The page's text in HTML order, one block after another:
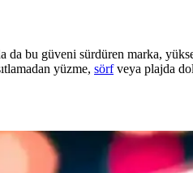
bu güveni sürdüren marka,
yüzme, sörfveya plajda